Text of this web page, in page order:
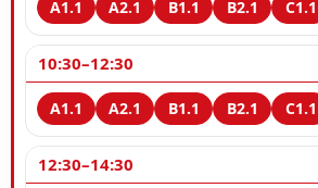
10:30–12:30
12:30–14:30